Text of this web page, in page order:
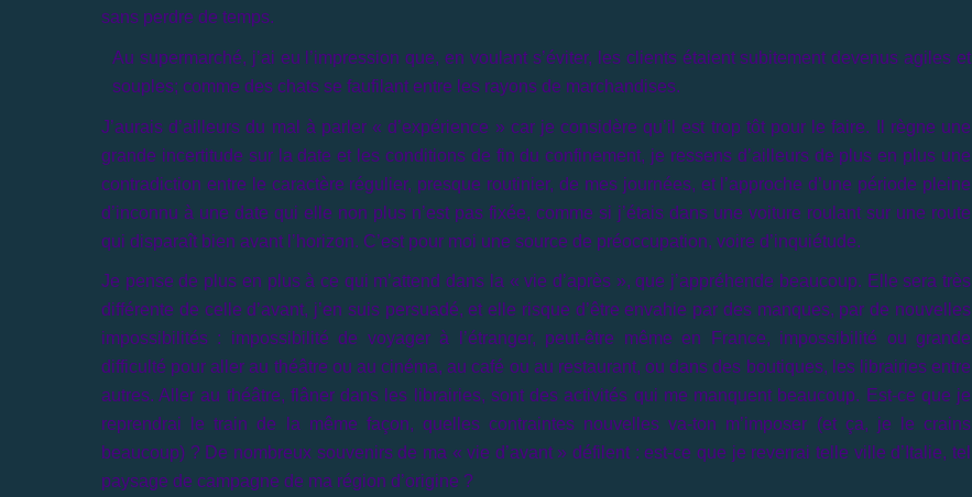
sans perdre de temps.
Au supermarché, j’ai eu l’impression que, en voulant s’éviter, les clients étaient subitement devenus agiles et
souples; comme des chats se faufilant entre les rayons de marchandises.
J’aurais d’ailleurs du mal à parler « d’expérience » car je considère qu’il est trop tôt pour le faire. Il règne une
grande incertitude sur la date et les conditions de fin du confinement, je ressens d’ailleurs de plus en plus une
contradiction entre le caractère régulier, presque routinier, de mes journées, et l’approche d’une période pleine
d’inconnu à une date qui elle non plus n’est pas fixée, comme si j’étais dans une voiture roulant sur une route
qui disparaît bien avant l’horizon. C’est pour moi une source de préoccupation, voire d’inquiétude.
Je pense de plus en plus à ce qui m’attend dans la « vie d’après », que j’appréhende beaucoup. Elle sera très
différente de celle d’avant, j’en suis persuadé, et elle risque d’être envahie par des manques, par de nouvelles
impossibilités : impossibilité de voyager à l’étranger, peut-être même en France, impossibilité ou grande
difficulté pour aller au théâtre ou au cinéma, au café ou au restaurant, ou dans des boutiques, les librairies entre
autres. Aller au théâtre, flâner dans les librairies, sont des activités qui me manquent beaucoup. Est-ce que je
reprendrai le train de la même façon, quelles contraintes nouvelles va-ton m’imposer (et ça, je le crains
beaucoup) ? De nombreux souvenirs de ma « vie d’avant » défilent : est-ce que je reverrai telle ville d’Italie, tel
paysage de campagne de ma région d’origine ?